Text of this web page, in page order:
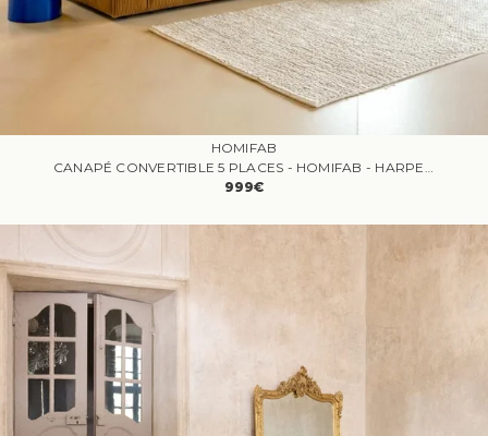
HOMIFAB
CANAPÉ CONVERTIBLE 5 PLACES - HOMIFAB - HARPER - ANGLE RÉVERSIBLE - COFFRE DE RANGEMENT - VELOURS CÔTELÉ JAUNE
999€